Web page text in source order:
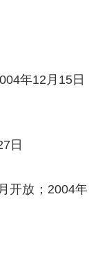
年12月15日
日
开放；2004年